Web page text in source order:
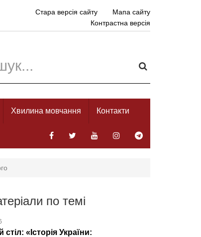
Стара версія сайту
Мапа сайту
Контрастна версія
Хвилина мовчання Контакти
по темі
стіл: «Історія України: